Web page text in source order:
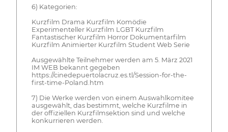
6) Kategorien:
Kurzfilm Drama Kurzfilm Komödie
Experimenteller Kurzfilm LGBT Kurzfilm
Fantastischer Kurzfilm Horror Dokumentarfilm
Kurzfilm Animierter Kurzfilm Student Web Serie
Ausgewählte Teilnehmer werden am 5. März 2021
IM WEB bekannt gegeben
https://cinedepuertolacruz.es.tl/Session-for-the-
first-time-Poland.htm
7) Die Werke werden von einem Auswahlkomitee
ausgewählt, das bestimmt, welche Kurzfilme in
der offiziellen Kurzfilmsektion sind und welche
konkurrieren werden.